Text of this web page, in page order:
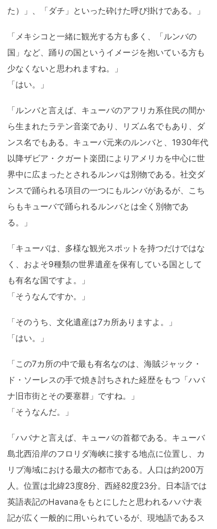
た）」、「ダチ」といった砕けた呼び掛けである。」
「メキシコと一緒に観光する方も多く、「ルンバの
国」など、踊りの国というイメージを抱いている方も
少なくないと思われますね。」
「はい。」
「ルンバと言えば、キューバのアフリカ系住民の間か
ら生まれたラテン音楽であり、リズム名でもあり、ダ
ンス名でもある。キューバ元来のルンバと、1930年代
以降ザビア・クガート楽団によりアメリカを中心に世
界中に広まったとされるルンバは別物である。社交ダ
ンスで踊られる項目の一つにもルンバがあるが、こち
らもキューバで踊られるルンバとは全く別物であ
る。」
「キューバは、多様な観光スポットを持つだけではな
く、およそ9種類の世界遺産を保有している国として
も有名な国ですよ。」
「そうなんですか。」
「そのうち、文化遺産は7カ所ありますよ。」
「はい。」
「この7カ所の中で最も有名なのは、海賊ジャック・
ド・ソーレスの手で焼き討ちされた経歴をもつ「ハバ
ナ旧市街とその要塞群」ですね。」
「そうなんだ。」
「ハバナと言えば、キューバの首都である。キューバ
島北西沿岸のフロリダ海峡に接する地点に位置し、カ
リブ海域における最大の都市である。人口は約200万
人。位置は北緯23度8分、西経82度23分。日本語では
英語表記のHavanaをもとにしたと思われるハバナ表
記が広く一般的に用いられているが、現地語であるス